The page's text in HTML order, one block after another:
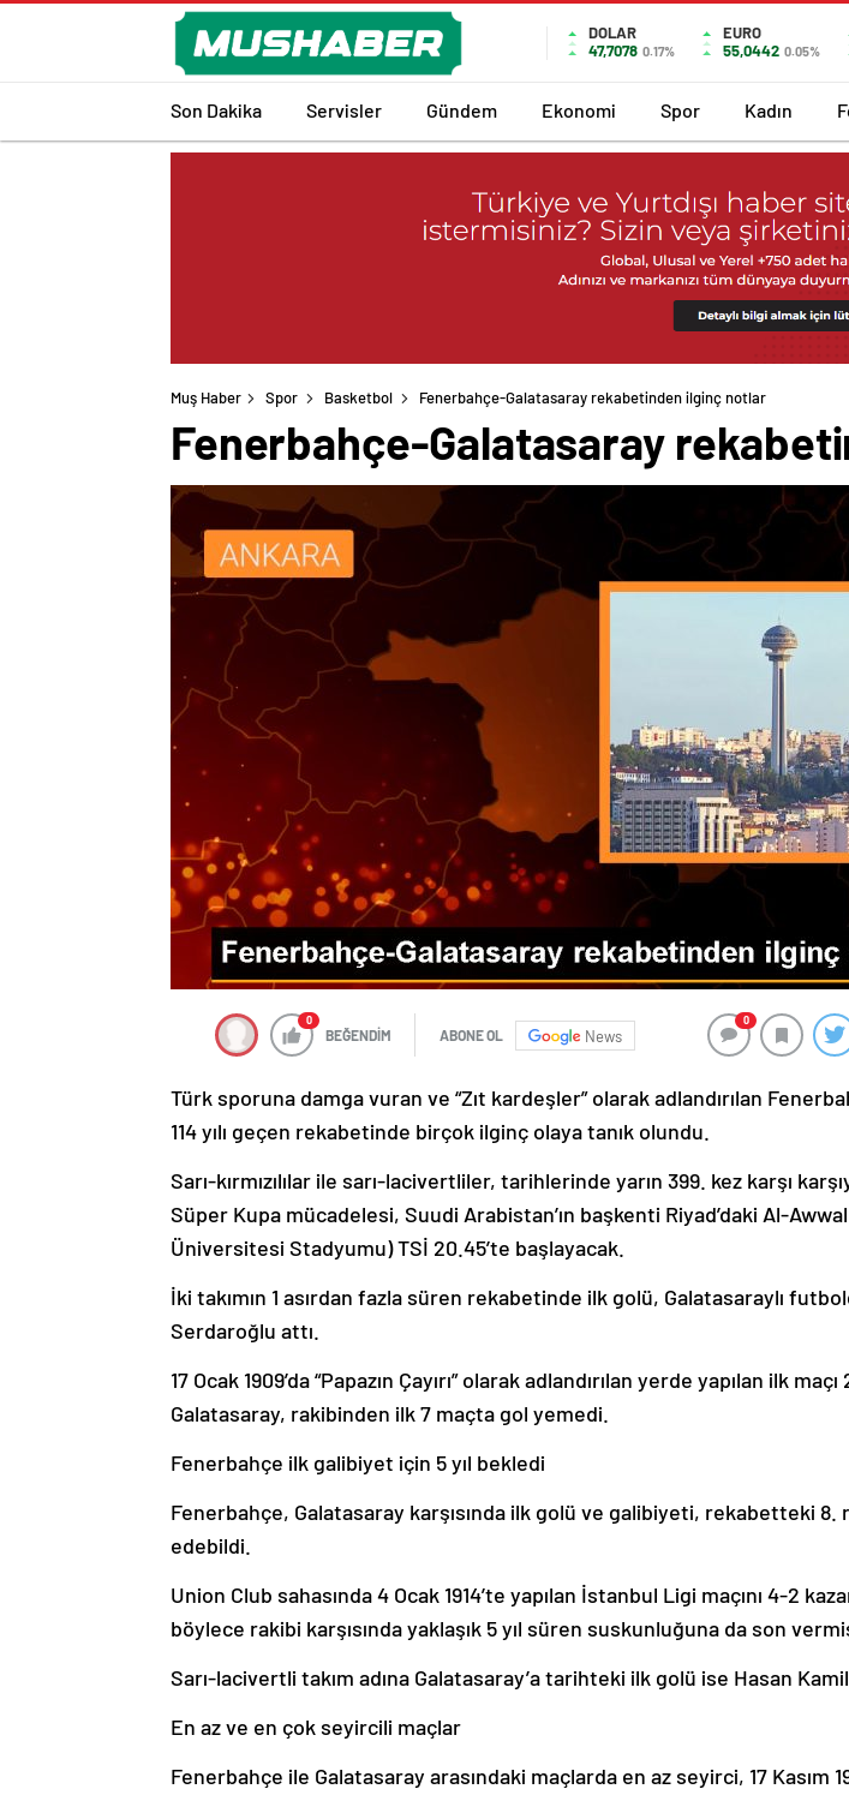
DOLAR
47,7078 0.17%
EURO
55,0442 0.05%
Son Dakika Servisler Gündem Ekonomi Spor Kadın
Muş Haber Spor Basketbol Fenerbahçe-Galatasaray rekabetinden ilginç notlar
Fenerbahçe-Galatasaray
0
BEĞENDİM ABONE OL News
0
Türk sporuna damga vuran ve “Zıt kardeşler” olarak adlandırılan
114 yılı geçen rekabetinde birçok ilginç olaya tanık olundu.
Sarı-kırmızılılar ile sarı-lacivertliler, tarihlerinde yarın 399. kez karşı
Süper Kupa mücadelesi, Suudi Arabistan’ın başkenti Riyad’daki Al-
Üniversitesi Stadyumu) TSİ 20.45’te başlayacak.
İki takımın 1 asırdan fazla süren rekabetinde ilk golü, Galatasaraylı
Serdaroğlu attı.
17 Ocak 1909’da “Papazın Çayırı” olarak adlandırılan yerde yapılan ilk
Galatasaray, rakibinden ilk 7 maçta gol yemedi.
Fenerbahçe ilk galibiyet için 5 yıl bekledi
Fenerbahçe, Galatasaray karşısında ilk golü ve galibiyeti, rekabetteki 8.
edebildi.
Union Club sahasında 4 Ocak 1914’te yapılan İstanbul Ligi maçını 4-2
böylece rakibi karşısında yaklaşık 5 yıl süren suskunluğuna da son
Sarı-lacivertli takım adına Galatasaray’a tarihteki ilk golü ise Hasan
En az ve en çok seyircili maçlar
Fenerbahçe ile Galatasaray arasındaki maçlarda en az seyirci, 17 Kasım